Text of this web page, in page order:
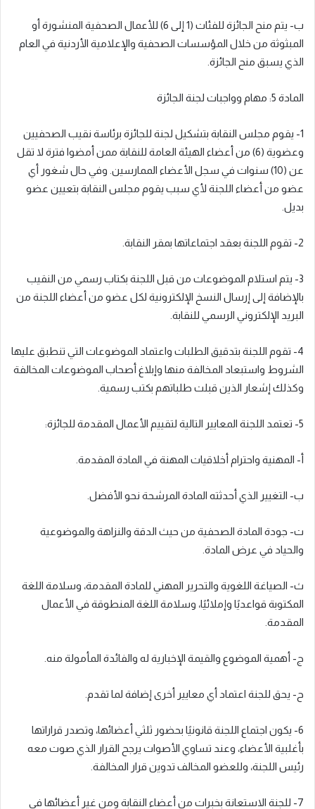
ب- يتم منح الجائزة للفئات (1 إلى 6) للأعمال الصحفية المنشورة أو
المبثوثة من خلال المؤسسات الصحفية والإعلامية الأردنية في العام
الذي يسبق منح الجائزة.
المادة 5: مهام وواجبات لجنة الجائزة
1- يقوم مجلس النقابة بتشكيل لجنة للجائزة برئاسة نقيب الصحفيين
وعضوية (6) من أعضاء الهيئة العامة للنقابة ممن أمضوا فترة لا تقل
عن (10) سنوات في سجل الأعضاء الممارسين. وفي حال شغور أي
عضو من أعضاء اللجنة لأي سبب يقوم مجلس النقابة بتعيين عضو
بديل.
2- تقوم اللجنة بعقد اجتماعاتها بمقر النقابة.
3- يتم استلام الموضوعات من قبل اللجنة بكتاب رسمي من النقيب
بالإضافة إلى إرسال النسخ الإلكترونية لكل عضو من أعضاء اللجنة من
البريد الإلكتروني الرسمي للنقابة.
4- تقوم اللجنة بتدقيق الطلبات واعتماد الموضوعات التي تنطبق عليها
الشروط واستبعاد المخالفة منها وإبلاغ أصحاب الموضوعات المخالفة
وكذلك إشعار الذين قبلت طلباتهم بكتب رسمية.
5- تعتمد اللجنة المعايير التالية لتقييم الأعمال المقدمة للجائزة:
أ- المهنية واحترام أخلاقيات المهنة في المادة المقدمة.
ب- التغيير الذي أحدثته المادة المرشحة نحو الأفضل.
ت- جودة المادة الصحفية من حيث الدقة والنزاهة والموضوعية
والحياد في عرض المادة.
ث- الصياغة اللغوية والتحرير المهني للمادة المقدمة، وسلامة اللغة
المكتوبة قواعديًا وإملائيًا، وسلامة اللغة المنطوقة في الأعمال
المقدمة.
ج- أهمية الموضوع والقيمة الإخبارية له والفائدة المأمولة منه.
ح- يحق للجنة اعتماد أي معايير أخرى إضافة لما تقدم.
6- يكون اجتماع اللجنة قانونيًا بحضور ثلثي أعضائها، وتصدر قراراتها
بأغلبية الأعضاء، وعند تساوي الأصوات يرجح القرار الذي صوت معه
رئيس اللجنة، وللعضو المخالف تدوين قرار المخالفة.
7- للجنة الاستعانة بخبرات من أعضاء النقابة ومن غير أعضائها في